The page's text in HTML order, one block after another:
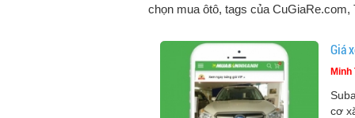
chọn mua ôtô, tags của CuGiaRe.com,
Giá
Minh
cơ